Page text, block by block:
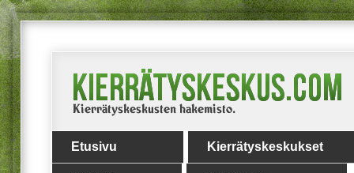
Etusivu Kierrätyskeskukset